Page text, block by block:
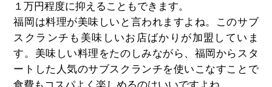
１万円程度に抑えることもできます。
福岡は料理が美味しいと言われますよね。このサブ
スクランチも美味しいお店ばかりが加盟していま
す。美味しい料理をたのしみながら、福岡からスタ
ートした人気のサブスクランチを使いこなすことで